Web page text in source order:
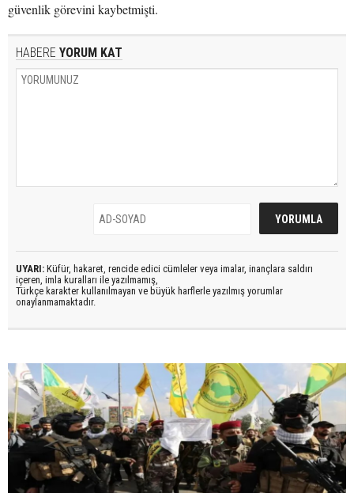
güvenlik görevini kaybetmişti.
HABERE YORUM KAT
UYARI: Küfür, hakaret, rencide edici cümleler veya imalar, inançlara saldırı
içeren, imla kuralları ile yazılmamış,
Türkçe karakter kullanılmayan ve büyük harflerle yazılmış yorumlar
onaylanmamaktadır.